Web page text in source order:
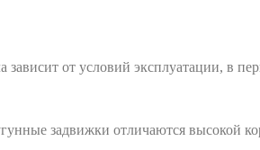
от условий эксплуатации, в
задвижки отличаются высокой